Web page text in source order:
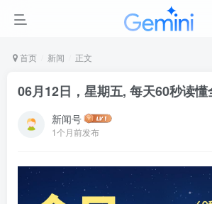
首页 新闻 正文
06月12日，星期五, 每天60秒读懂
新闻号
1个月前发布